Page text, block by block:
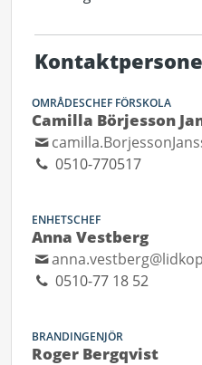
OMRÅDESCHEF FÖRSKOLA
Camilla Börjesson
0510-770517
ENHETSCHEF
Anna Vestberg
0510-77 18 52
BRANDINGENJÖR
Roger Bergqvist